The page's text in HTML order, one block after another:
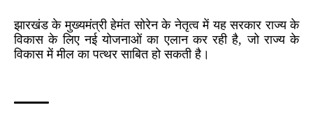
झारखंड के मुख्यमंत्री हेमंत सोरेन के नेतृत्व में यह सरकार राज्य के
विकास के लिए नई योजनाओं का एलान कर रही है, जो राज्य के
विकास में मील का पत्थर साबित हो सकती है।